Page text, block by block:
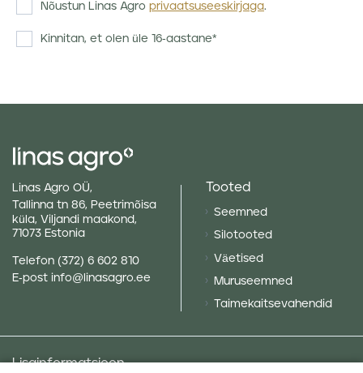
Nõustun Linas Agro privaatsuseeskirjaga.
Kinnitan, et olen üle 16-aastane*
Linas Agro OÜ,
Tallinna tn 86, Peetrimõisa
küla, Viljandi maakond,
71073 Estonia
Telefon (372) 6 602 810
E-post info@linasagro.ee
Tooted
Seemned
Silotooted
Väetised
Muruseemned
Taimekaitsevahendid
Lisainformatsioon